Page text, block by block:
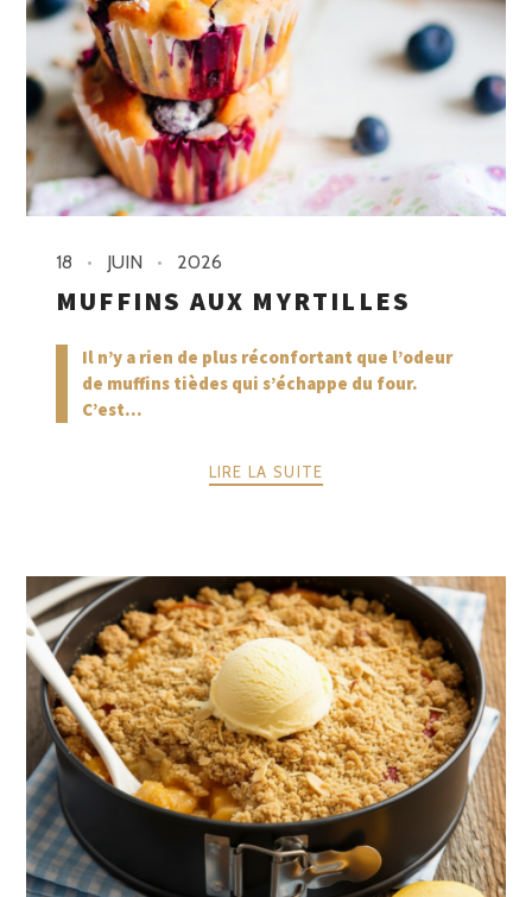
18 JUIN 2026
MUFFINS AUX MYRTILLES
Il n’y a rien de plus réconfortant que l’odeur
de muffins tièdes qui s’échappe du four.
C’est...
LIRE LA SUITE